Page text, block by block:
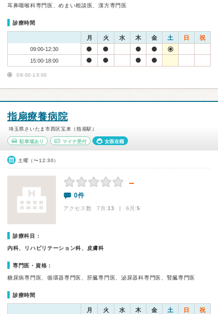
耳鼻咽喉科専門医、めまい相談医、漢方専門医
診療時間
月 火 水 木 金 土 日 祝
09:00-12:30
15:00-18:00
09:00-13:00
指扇療養病院
埼玉県さいたま市西区宝来（指扇駅）
駐車場あり マイナ受付 女医在籍
土曜（〜12:30）
－
0件
アクセス数 7月:13 | 6月:5
診療科目：
内科、リハビリテーション科、皮膚科
専門医・資格：
糖尿病専門医、循環器専門医、肝臓専門医、泌尿器科専門医、腎臓専門医
診療時間
月 火 水 木 金 土 日 祝